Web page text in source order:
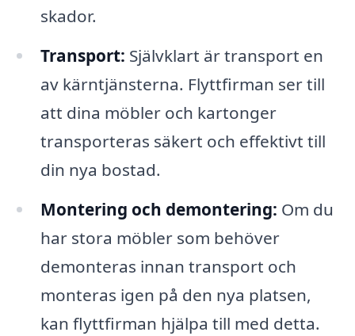
skador.
Transport: Självklart är transport en
av kärntjänsterna. Flyttfirman ser till
att dina möbler och kartonger
transporteras säkert och effektivt till
din nya bostad.
Montering och demontering: Om du
har stora möbler som behöver
demonteras innan transport och
monteras igen på den nya platsen,
kan flyttfirman hjälpa till med detta.